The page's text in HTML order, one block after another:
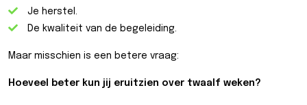
Je herstel.
De kwaliteit van de begeleiding.
Maar misschien is een betere vraag:
Hoeveel beter kun jij eruitzien over twaalf weken?